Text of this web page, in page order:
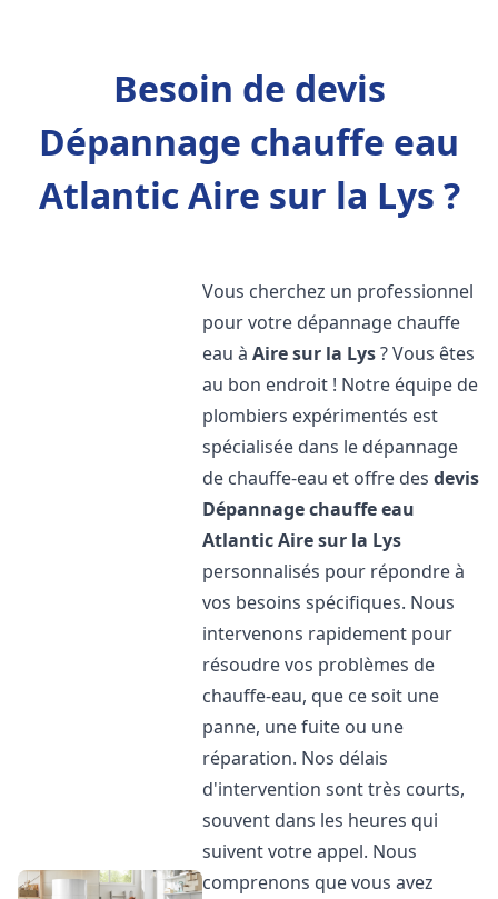
Besoin de devis
Dépannage chauffe eau
Atlantic Aire sur la Lys ?
Vous cherchez un professionnel
pour votre dépannage chauffe
eau àAire sur la Lys? Vous êtes
au bon endroit ! Notre équipe de
plombiers expérimentés est
spécialisée dans le dépannage
de chauffe-eau et offre desdevis
Dépannage chauffe eau
AtlanticAire sur la Lys
personnalisés pour répondre à
vos besoins spécifiques. Nous
intervenons rapidement pour
résoudre vos problèmes de
chauffe-eau, que ce soit une
panne, une fuite ou une
réparation. Nos délais
d'intervention sont très courts,
souvent dans les heures qui
suivent votre appel. Nous
comprenons que vous avez